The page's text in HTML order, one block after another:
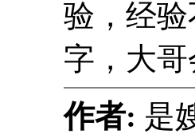
验，经
字，大
作者: 是